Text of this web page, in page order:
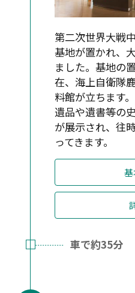
第二次世界大戦
基地が置かれ、
ました。基地の
在、海上自衛隊
料館が立ちます
遺品や遺書等の
が展示され、往
ってきます。
車で約35分